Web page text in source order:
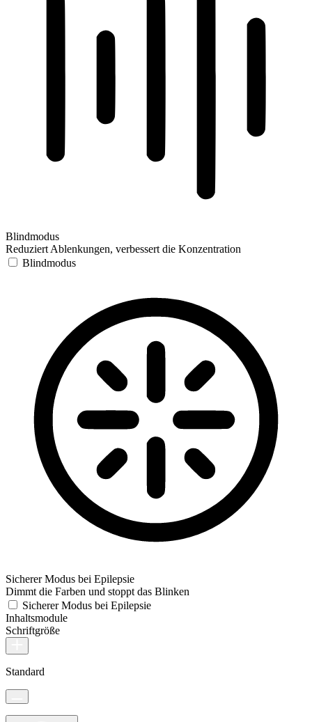
Blindmodus
Reduziert Ablenkungen, verbessert die Konzentration
Blindmodus
Sicherer Modus bei Epilepsie
Dimmt die Farben und stoppt das Blinken
Sicherer Modus bei Epilepsie
Inhaltsmodule
Schriftgröße
Standard